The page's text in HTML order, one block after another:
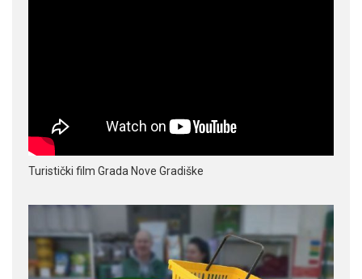
Turistički film Grada Nove Gradiške